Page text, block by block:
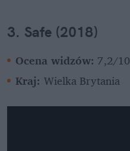
3. Safe (2018)
Ocena widzów: 7,2/10
Kraj: Wielka Brytania